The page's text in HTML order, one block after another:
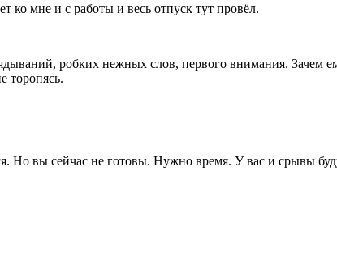
ко мне и с работы и весь отпуск тут провёл.
робких нежных слов, первого внимания. Зачем
торопясь.
Но вы сейчас не готовы. Нужно время. У вас и срывы